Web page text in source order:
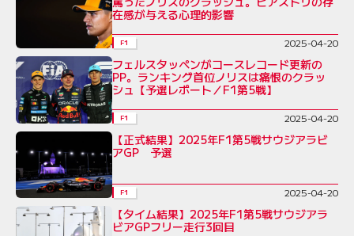
在感が与える心理的影響
F1 2025-04-20
フェルスタッペンがコースレコード更新の
PP。ランキング首位ノリスは痛恨のクラッ
シュ【予選レポート／F1第5戦】
F1 2025-04-20
【正式結果】2025年F1第5戦サウジアラビ
アGP 予選
F1 2025-04-20
【タイム結果】2025年F1第5戦サウジアラ
ビアGPフリー走行3回目